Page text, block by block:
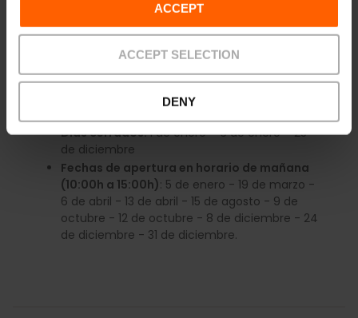
ACCEPT
ACCEPT SELECTION
DENY
Domingo
Lunes a viernes:10:00h a 18:00h
Sábados y festivos:10:00h a 15:00h
Días cerrados:1 de enero – 6 de enero – 25
de diciembre
Fechas de apertura en horario de mañana
(10:00h a 15:00h): 5 de enero - 19 de marzo -
6 de abril - 13 de abril - 15 de agosto - 9 de
octubre - 12 de octubre - 8 de diciembre - 24
de diciembre - 31 de diciembre.